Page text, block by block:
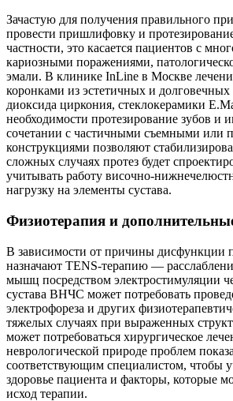
Зачастую для получения правильного
провести пришлифовку и
частности, это касается пациентов с
кариозными поражениями,
эмали. В клинике InLine в Москве
коронками из эстетичных и
диоксида циркония, стеклокерамики
необходимости протезирование зубов и
сочетании с частичными съемными или
конструкциями позволяют
сложных случаях протез будет
учитывать работу височно-
нагрузку на элементы сустава.
Физиотерапия и
В зависимости от причины дисфункции
назначают TENS-терапию —
мышц посредством электростимуляции
сустава ВНЧС может потребовать
электрофореза и других
тяжелых случаях при выраженных
может потребоваться хирургическое
неврологической природе проблем
соответствующим специалистом, чтобы
здоровье пациента и факторы, которые
исход терапии.